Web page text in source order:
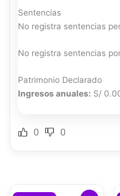
Sentencias
No registra sentencias
No registra sentencias
Patrimonio Declarado
Ingresos anuales: S/
0 0